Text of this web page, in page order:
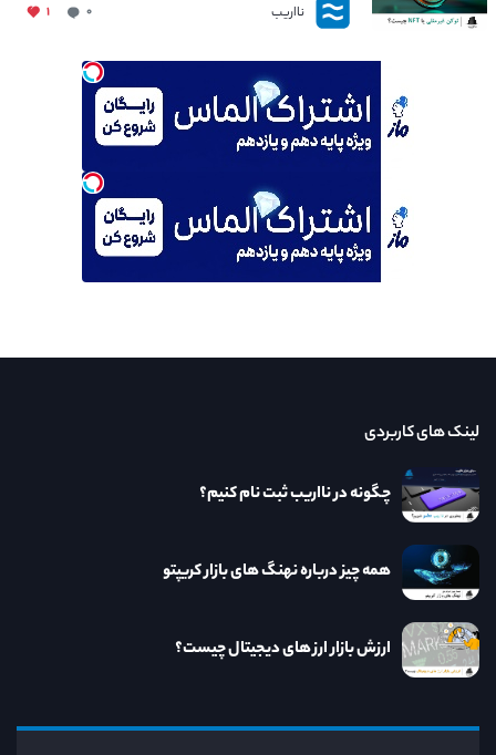
نااریب ۰ ۱
لینک های کاربردی
چگونه در نااریب ثبت نام کنیم؟
همه چیز درباره نهنگ های بازار کریپتو
ارزش بازار ارز های دیجیتال چیست؟